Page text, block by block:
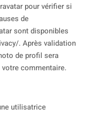
pour vérifier si
de
sont disponibles
. Après validation
de profil sera
commentaire.
utilisatrice